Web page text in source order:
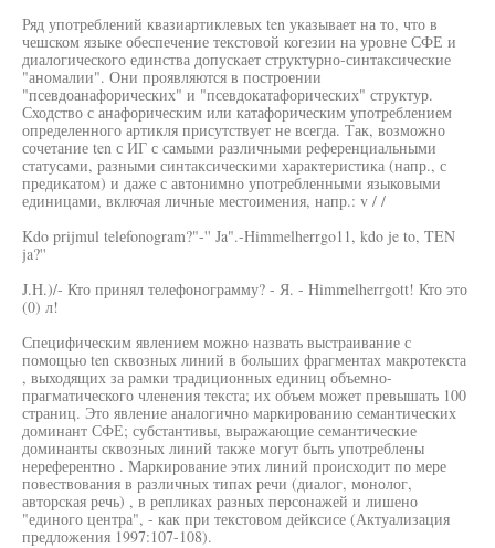
Ряд употреблений квазиартиклевых ten указывает на то, что в
чешском языке обеспечение текстовой когезии на уровне СФЕ и
диалогического единства допускает структурно-синтаксические
"аномалии". Они проявляются в построении
"псевдоанафорических" и "псевдокатафорических" структур.
Сходство с анафорическим или катафорическим употреблением
определенного артикля присутствует не всегда. Так, возможно
сочетание ten с ИГ с самыми различными референциальными
статусами, разными синтаксическими характеристика (напр., с
предикатом) и даже с автонимно употребленными языковыми
единицами, включая личные местоимения, напр.: v / /
Kdo prijmul telеfonogram?"-'' Ja".-Himmelherrgo11, kdo je to, TEN
ja?''
J.H.)/- Кто принял телефонограмму? - Я. - Himmelherrgott! Кто это
(0) л!
Специфическим явлением можно назвать выстраивание с
помощью ten сквозных линий в больших фрагментах макротекста
, выходящих за рамки традиционных единиц объемно-
прагматического членения текста; их объем может превышать 100
страниц. Это явление аналогично маркированию семантических
доминант СФЕ; субстантивы, выражающие семантические
доминанты сквозных линий также могут быть употреблены
нереферентно . Маркирование этих линий происходит по мере
повествования в различных типах речи (диалог, монолог,
авторская речь) , в репликах разных персонажей и лишено
"единого центра", - как при текстовом дейксисе (Актуализация
предложения 1997:107-108).